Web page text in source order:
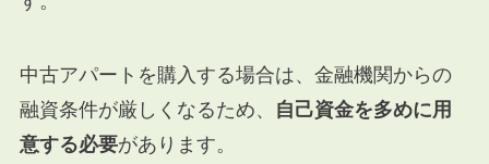
中古アパートを購入する場合は、金融機関からの
融資条件が厳しくなるため、
自己資金を多めに用
意する必要があります。